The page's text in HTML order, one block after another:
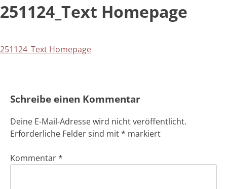
251124_Text Homepage
251124_Text Homepage
Schreibe einen Kommentar
Deine E-Mail-Adresse wird nicht veröffentlicht.
Erforderliche Felder sind mit* markiert
Kommentar*